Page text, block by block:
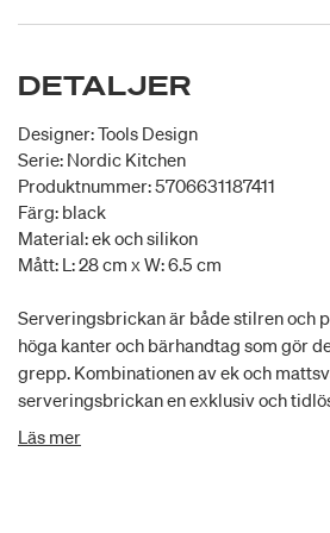
DETALJER
Designer: Tools Design
Serie: Nordic Kitchen
Produktnummer: 5706631187411
Färg: black
Material: ek och silikon
Mått: L: 28 cm x W: 6.5 cm
Serveringsbrickan är både stilren och
höga kanter och bärhandtag som gör
grepp. Kombinationen av ek och
serveringsbrickan en exklusiv och
Rengörs lätt med en urvriden trasa.
Läs mer